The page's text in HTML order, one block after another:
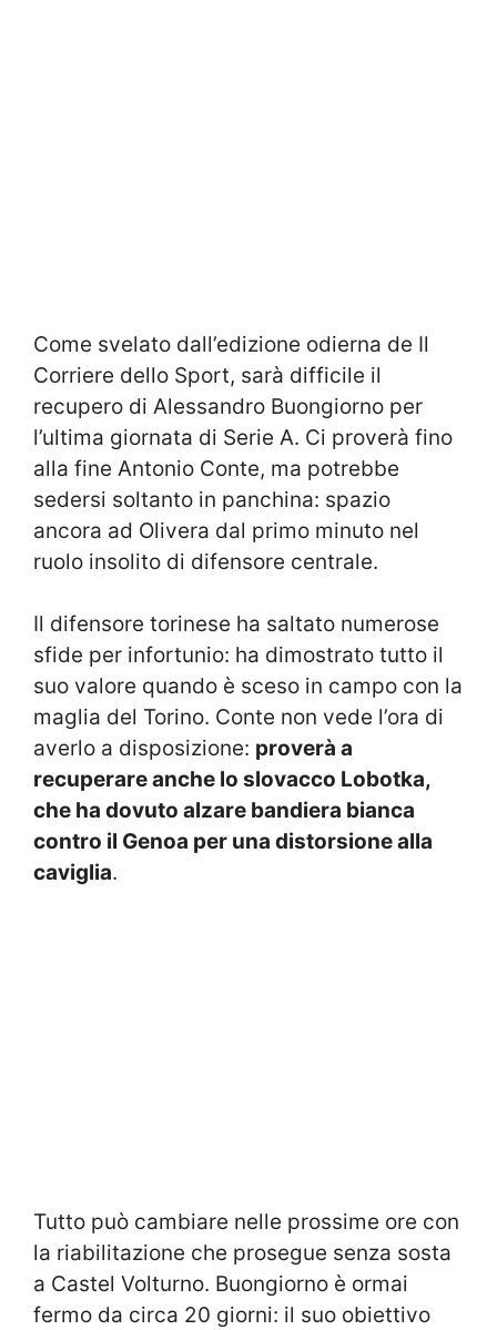
Come svelato dall’edizione odierna de Il
Corriere dello Sport, sarà difficile il
recupero di Alessandro Buongiorno per
l’ultima giornata di Serie A. Ci proverà fino
alla fine Antonio Conte, ma potrebbe
sedersi soltanto in panchina: spazio
ancora ad Olivera dal primo minuto nel
ruolo insolito di difensore centrale.
Il difensore torinese ha saltato numerose
sfide per infortunio: ha dimostrato tutto il
suo valore quando è sceso in campo con la
maglia del Torino. Conte non vede l’ora di
averlo a disposizione: proverà a
recuperare anche lo slovacco Lobotka,
che ha dovuto alzare bandiera bianca
contro il Genoa per una distorsione alla
caviglia.
Tutto può cambiare nelle prossime ore con
la riabilitazione che prosegue senza sosta
a Castel Volturno. Buongiorno è ormai
fermo da circa 20 giorni: il suo obiettivo